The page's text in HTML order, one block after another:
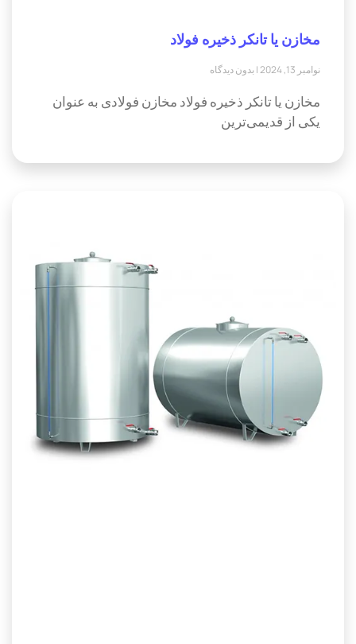
مخازن یا تانکر ذخیره فولاد
نوامبر 13, 2024 بدون دیدگاه
مخازن یا تانکر ذخیره فولاد مخازن فولادی به عنوان
یکی از قدیمی‌ترین